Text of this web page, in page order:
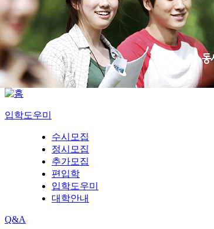
입학도우미
수시모집
정시모집
추가모집
편입학
입학도우미
대학안내
Q&A